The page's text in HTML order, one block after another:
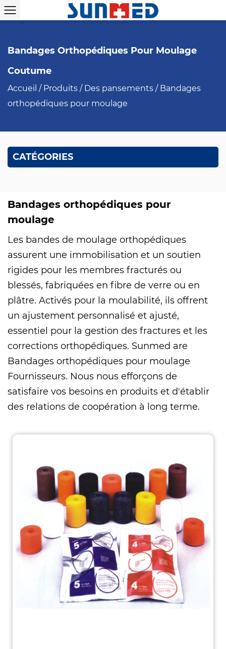
Bandages Orthopédiques Pour Moulage
Coutume
Accueil / Produits / Des pansements / Bandages
orthopédiques pour moulage
CATÉGORIES
Bandages orthopédiques pour
moulage
Les bandes de moulage orthopédiques
assurent une immobilisation et un soutien
rigides pour les membres fracturés ou
blessés, fabriquées en fibre de verre ou en
plâtre. Activés pour la moulabilité, ils offrent
un ajustement personnalisé et ajusté,
essentiel pour la gestion des fractures et les
corrections orthopédiques. Sunmed are
Bandages orthopédiques pour moulage
Fournisseurs. Nous nous efforçons de
satisfaire vos besoins en produits et d'établir
des relations de coopération à long terme.